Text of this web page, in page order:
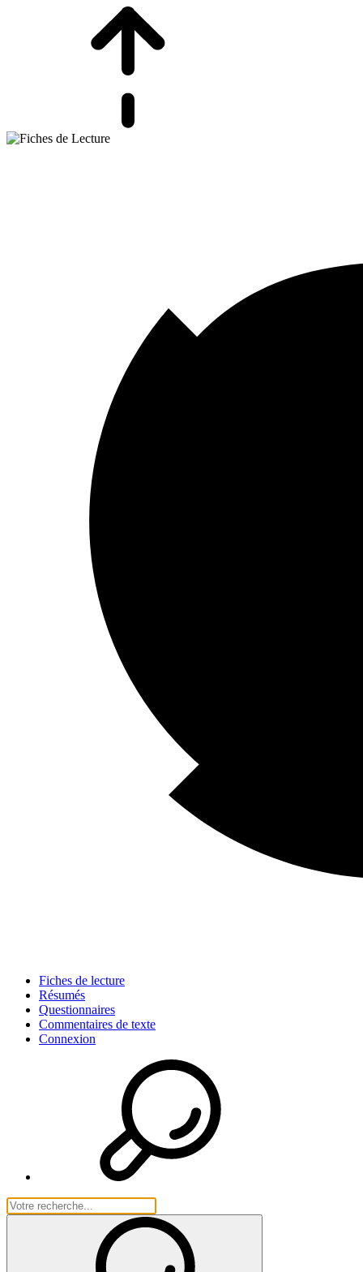
Fiches de lecture
Résumés
Questionnaires
Commentaires de texte
Connexion